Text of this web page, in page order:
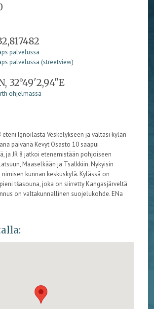
palvelussa
palvelussa (streetview)
32°49'2,94"E
ohjelmassa
eteni Ignoilasta Veskelykseen ja valtasi kylän
päivänä Kevyt Osasto 10 saapui
ja JR 8 jatkoi etenemistään pohjoiseen
Maaselkään ja Tsalkkiin. Nykyisin
kunnan keskuskylä. Kylässä on
tšasouna, joka on siirretty Kangasjärveltä
on valtakunnallinen suojelukohde. ENa